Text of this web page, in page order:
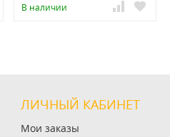
В наличии
ЛИЧНЫЙ КАБИНЕТ
Мои заказы